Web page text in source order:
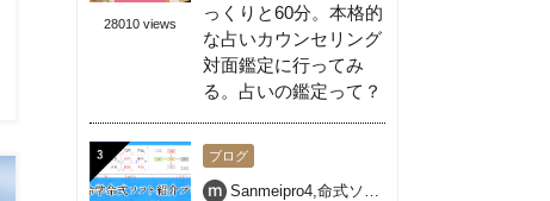
28010 views
っくりと60分。本格的
な占いカウンセリング
対面鑑定に行ってみ
る。占いの鑑定って？
ブログ
Sanmeipro4 命式ソフト